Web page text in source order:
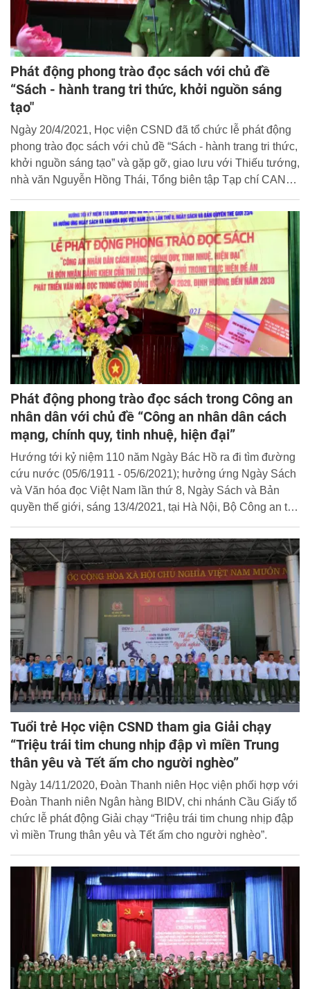
Phát động phong trào đọc sách với chủ đề
“Sách - hành trang tri thức, khởi nguồn sáng
tạo"
Ngày 20/4/2021, Học viện CSND đã tổ chức lễ phát động
phong trào đọc sách với chủ đề “Sách - hành trang tri thức,
khởi nguồn sáng tạo” và gặp gỡ, giao lưu với Thiếu tướng,
nhà văn Nguyễn Hồng Thái, Tổng biên tập Tạp chí CAND,
Công an. Đại tá, PGS.TS Trần Quang Huyên - Phó Giám
đốc Học viện dự và chủ trì lễ phát động.
Phát động phong trào đọc sách trong Công an
nhân dân với chủ đề “Công an nhân dân cách
mạng, chính quy, tinh nhuệ, hiện đại”
Hướng tới kỷ niệm 110 năm Ngày Bác Hồ ra đi tìm đường
cứu nước (05/6/1911 - 05/6/2021); hưởng ứng Ngày Sách
và Văn hóa đọc Việt Nam lần thứ 8, Ngày Sách và Bản
quyền thế giới, sáng 13/4/2021, tại Hà Nội, Bộ Công an tổ
an nhân dân cách mạng, chính quy, tinh nhuệ, hiện đại”.
Thượng tướng Nguyễn Văn Thành, Thứ trưởng Bộ Công
an dự và phát biểu phát động phong trào.
Tuổi trẻ Học viện CSND tham gia Giải chạy
“Triệu trái tim chung nhịp đập vì miền Trung
thân yêu và Tết ấm cho người nghèo”
Ngày 14/11/2020, Đoàn Thanh niên Học viện phối hợp với
Đoàn Thanh niên Ngân hàng BIDV, chi nhánh Cầu Giấy tổ
chức lễ phát động Giải chạy “Triệu trái tim chung nhịp đập
vì miền Trung thân yêu và Tết ấm cho người nghèo”.